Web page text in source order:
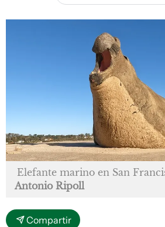
Elefante marino en San
Antonio Ripoll
Compartir